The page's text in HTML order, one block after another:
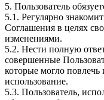
5. Пользователь
5.1. Регулярно
Соглашения в целях
изменениями.
5.2. Нести полную
совершенные
которые могло
использование.
5.3. Пользователь,